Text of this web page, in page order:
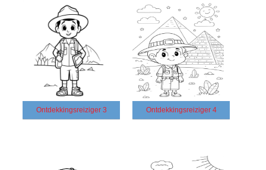
Ontdekkingsreiziger 3 Ontdekkingsreiziger 4